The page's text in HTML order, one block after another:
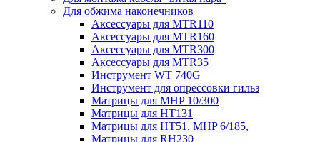
Для обжима наконечников
Аксессуары для MTR110
Аксессуары для MTR160
Аксессуары для MTR300
Аксессуары для MTR35
Инструмент WT 740G
Инструмент для опрессовки гильз
Матрицы для MHP 10/300
Матрицы для НТ131
Матрицы для НТ51, MHP 6/185,
Матрицы для RH230